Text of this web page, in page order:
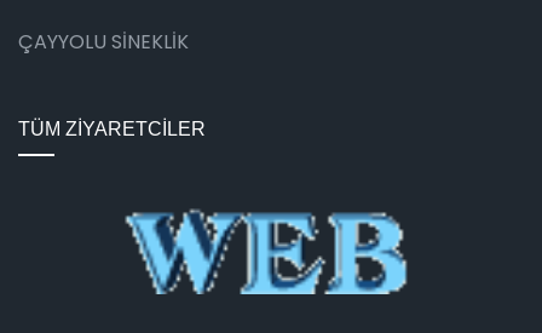
ÇAYYOLU SİNEKLİK
TÜM ZİYARETCİLER